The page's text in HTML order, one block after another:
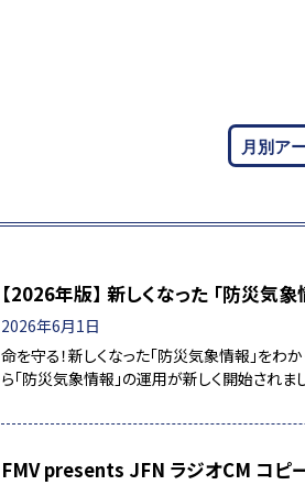
【2026年版】 新しくなった 「防災気象
2026年6月1日
命を守る！新しくなった「防災気象情報」を
ら「防災気象情報」の運用が新しく開始されま
FMV presents JFN ラジオCM コピ